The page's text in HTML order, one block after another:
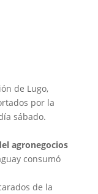
de Lugo,
por la
sábado.
agronegocios
consumó
de la